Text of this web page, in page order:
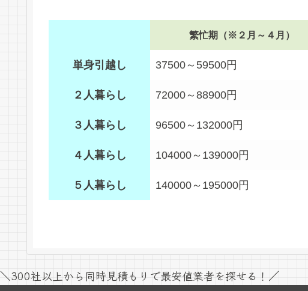
繁忙期（※２月～４月）
単身引越し 37500～59500円
２人暮らし 72000～88900円
３人暮らし 96500～132000円
４人暮らし 104000～139000円
５人暮らし 140000～195000円
＼300社以上から同時見積もりで最安値業者を探せる！／